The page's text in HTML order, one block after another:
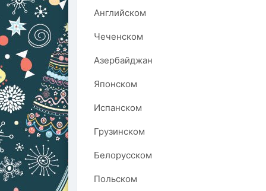
Английском
Чеченском
Азербайджан
Японском
Испанском
Грузинском
Белорусском
Польском